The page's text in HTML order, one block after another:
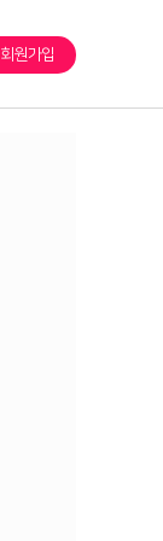
회원가입